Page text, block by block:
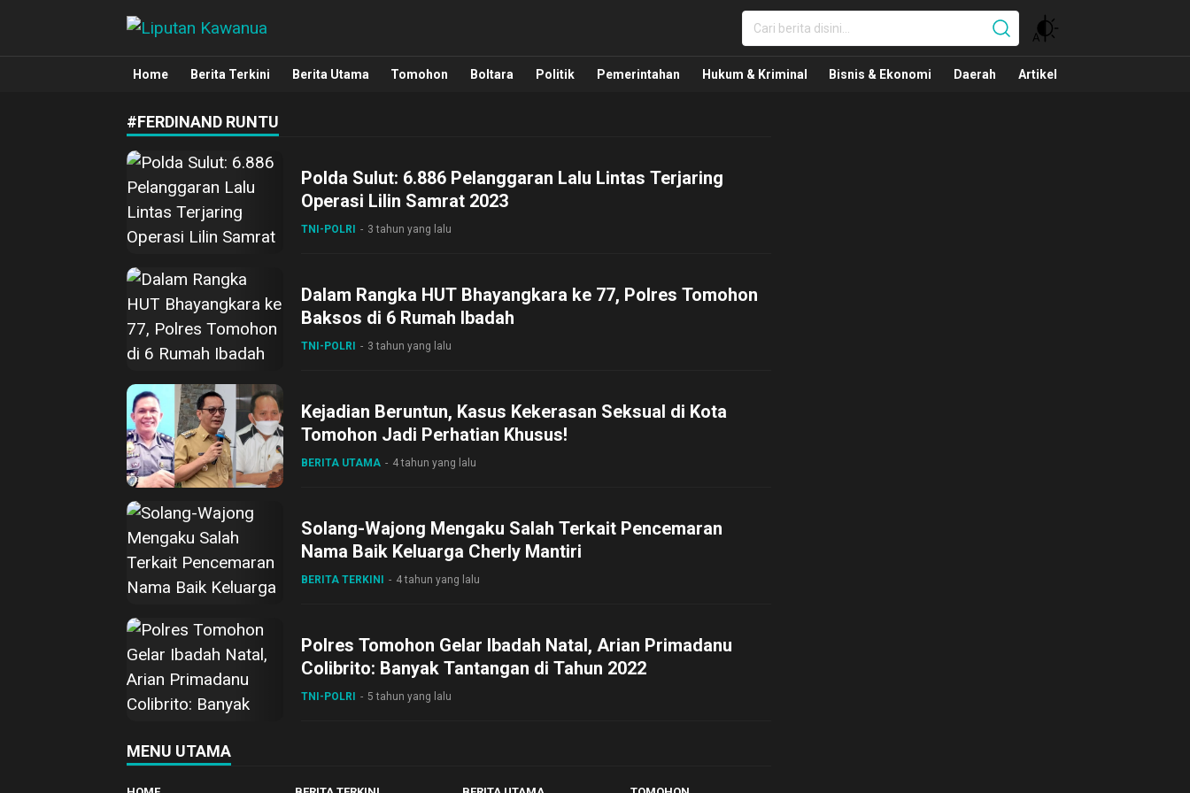
Liputan Kawanua
Berita Manado, Sulawesi Utara, Kawanua, Politik, Pemerintahan, Hukum Kriminal dan Nasional
Home Berita Terkini Berita Utama Tomohon Boltara Politik Pemerintahan Hukum & Kriminal Bisnis & Ekonomi Daerah Artikel
#FERDINAND RUNTU
Polda Sulut: 6.886 Pelanggaran Lalu Lintas Terjaring
Operasi Lilin Samrat 2023
TNI-POLRI 3 tahun yang lalu
Dalam Rangka HUT Bhayangkara ke 77, Polres Tomohon
Baksos di 6 Rumah Ibadah
TNI-POLRI 3 tahun yang lalu
Kejadian Beruntun, Kasus Kekerasan Seksual di Kota
Tomohon Jadi Perhatian Khusus!
BERITA UTAMA 4 tahun yang lalu
Solang-Wajong Mengaku Salah Terkait Pencemaran
Nama Baik Keluarga Cherly Mantiri
BERITA TERKINI 4 tahun yang lalu
Polres Tomohon Gelar Ibadah Natal, Arian Primadanu
Colibrito: Banyak Tantangan di Tahun 2022
TNI-POLRI 5 tahun yang lalu
MENU UTAMA